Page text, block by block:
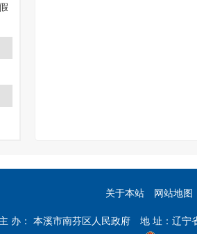
关于本站 网站地图
主 办： 本溪市南芬区人民政府 地 址：辽